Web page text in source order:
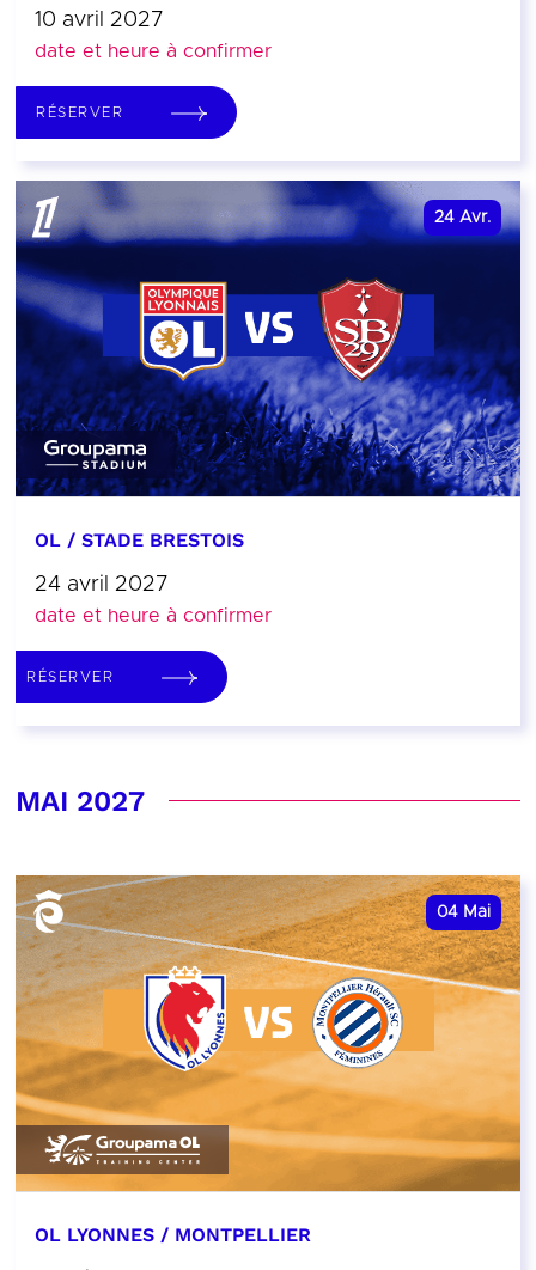
10 avril 2027
date et heure à confirmer
RÉSERVER
24 Avr.
OL / STADE BRESTOIS
24 avril 2027
date et heure à confirmer
RÉSERVER
MAI 2027
04 Mai
OL LYONNES / MONTPELLIER